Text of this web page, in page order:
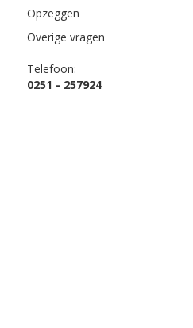
Opzeggen
Overige vragen
Telefoon:
0251 - 257924